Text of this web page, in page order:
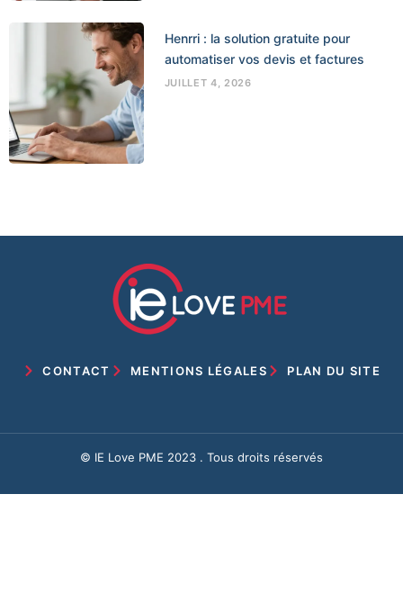
Henrri : la solution gratuite pour
automatiser vos devis et factures
JUILLET 4, 2026
CONTACT MENTIONS LÉGALES PLAN DU SITE
© IE Love PME 2023 . Tous droits réservés